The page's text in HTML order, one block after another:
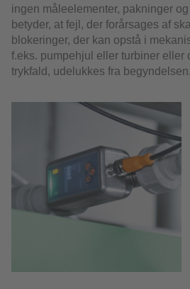
ingen måleelementer, pakninger
betyder, at fejl, der forårsages af
blokeringer, der kan opstå i
f.eks. pumpehjul eller turbiner eller
trykfald, udelukkes fra begyndelsen.